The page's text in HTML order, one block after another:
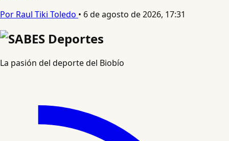
Por Raul Tiki Toledo • 6 de agosto de 2026, 17:31
La pasión del deporte del Biobío